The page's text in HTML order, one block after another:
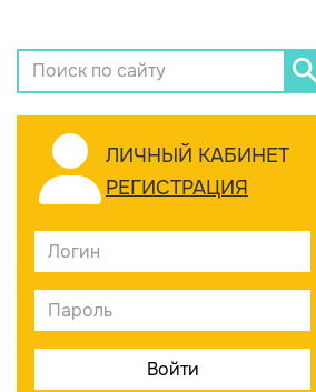
ЛИЧНЫЙ КАБИНЕТ
РЕГИСТРАЦИЯ